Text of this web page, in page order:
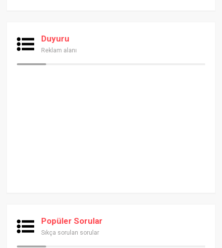
Duyuru
Reklam alanı
Popüler Sorular
Sıkça sorulan sorular